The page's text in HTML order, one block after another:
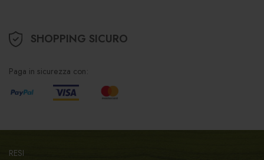
SHOPPING SICURO
Paga in sicurezza con:
RESI